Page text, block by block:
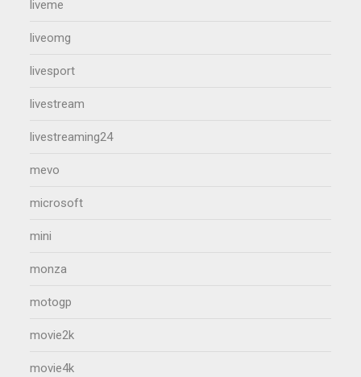
liveme
liveomg
livesport
livestream
livestreaming24
mevo
microsoft
mini
monza
motogp
movie2k
movie4k